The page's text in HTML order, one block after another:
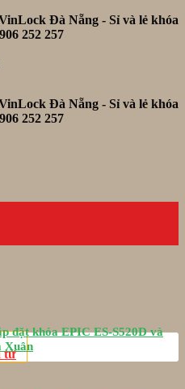
Đà Nẵng - Sỉ và lẻ khóa
252 257
Đà Nẵng - Sỉ và lẻ khóa
252 257
tử
đặt khóa EPIC ES-S520D và
Xuân